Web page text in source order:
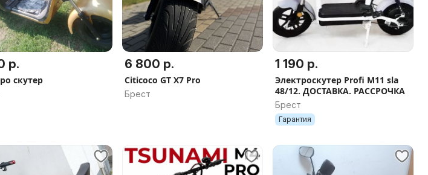
р.
скутер
6 800 р.
Citicoco GT X7 Pro
Брест
1 190 р.
Электроскутер Profi M11 sla
48/12. ДОСТАВКА. РАССРОЧКА
Брест
Гарантия